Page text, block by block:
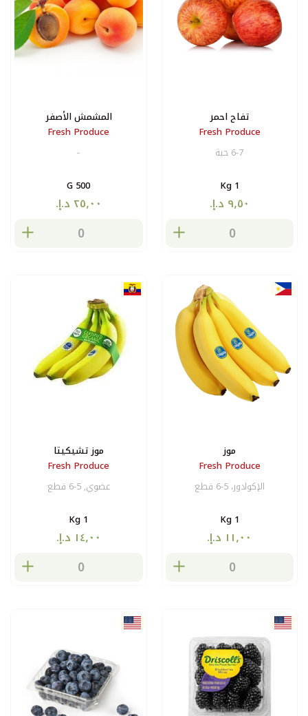
تفاح احمر
Fresh Produce
6-7 حبة
1 Kg
المشمش الأصفر
Fresh Produce
-
500 G
موز
Fresh Produce
الإكوادور، 5-6 قطع
1 Kg
موز تشيكيتا
Fresh Produce
عضوي, 5-6 قطع
1 Kg